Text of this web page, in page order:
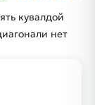
кувалдой
нет